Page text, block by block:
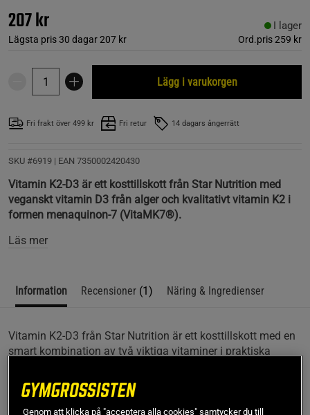
207 kr
Lägsta pris 30 dagar207 kr Ord.pris259 kr
I lager
Lägg i varukorgen
Fri frakt över 499 kr Fri retur 14 dagars ångerrätt
SKU #6919 | EAN 7350002420430
Vitamin K2-D3 är ett kosttillskott från Star Nutrition med
veganskt vitamin D3 från alger och kvalitativt vitamin K2 i
formen menaquinon-7 (VitaMK7®).
Läs mer
Information Recensioner (1) Näring & Ingredienser
Vitamin K2-D3 från Star Nutrition är ett kosttillskott med en
smart kombination av två viktiga vitaminer i praktiska
bibehålla normal benstomme. Vitamin D bidrar även till
immunsystemets normala funktion samt normal
muskelfunktion, alla viktiga faktorer för dig som tar din
Genom att klicka på "acceptera alla cookies" samtycker du till